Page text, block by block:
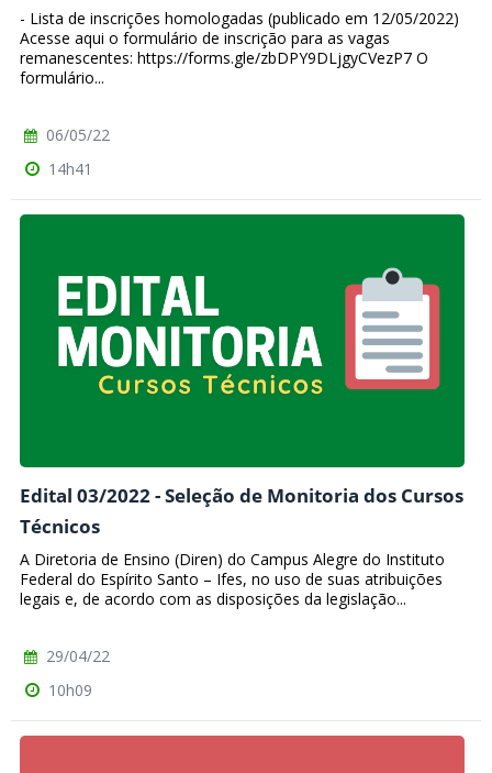
- Lista de inscrições homologadas (publicado em 12/05/2022)
Acesse aqui o formulário de inscrição para as vagas
remanescentes: https://forms.gle/zbDPY9DLjgyCVezP7 O
formulário...
06/05/22
14h41
Edital 03/2022 - Seleção de Monitoria dos Cursos
Técnicos
A Diretoria de Ensino (Diren) do Campus Alegre do Instituto
Federal do Espírito Santo – Ifes, no uso de suas atribuições
legais e, de acordo com as disposições da legislação...
29/04/22
10h09